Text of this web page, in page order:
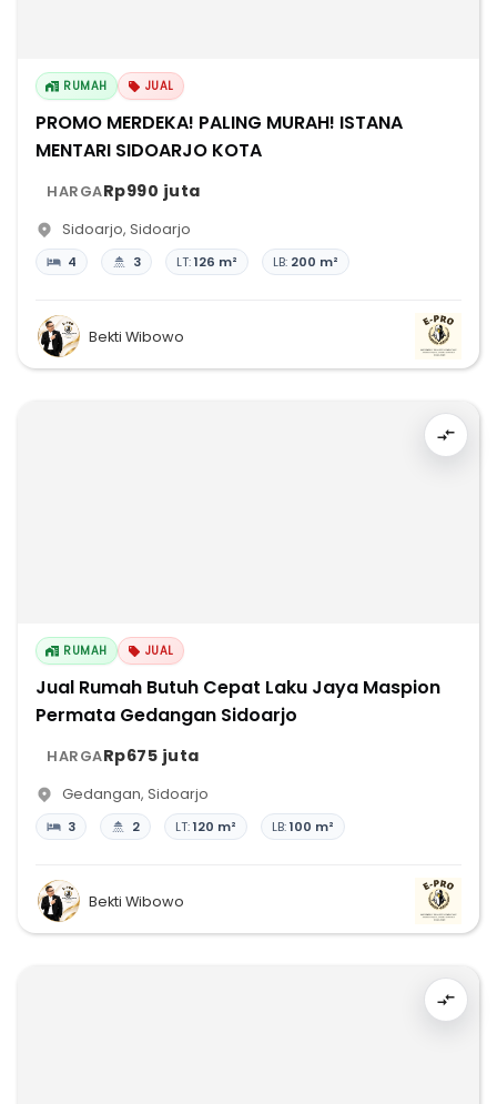
RUMAH JUAL
PROMO MERDEKA! PALING MURAH! ISTANA
MENTARI SIDOARJO KOTA
HARGARp990 juta
Sidoarjo, Sidoarjo
4 3 LT:126 m² LB: 200 m²
Bekti Wibowo
RUMAH JUAL
Jual Rumah Butuh Cepat Laku Jaya Maspion
Permata Gedangan Sidoarjo
HARGARp675 juta
Gedangan, Sidoarjo
3 2 LT:120 m² LB:100 m²
Bekti Wibowo